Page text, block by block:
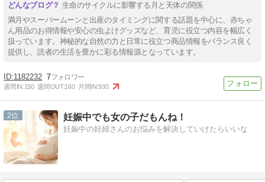
生命のサイクルに影響する月と天体の関係
満月やスーパームーンと出産のタイミングに関する話題を中心に、赤ちゃ
ん用品のお得情報や安心の虫よけグッズなど、育児に役立つ内容を幅広く
扱っています。神秘的な自然の力と日常に役立つ商品情報をバランス良く
提供し、読者の生活を豊かに彩る情報源となっています。
1182232 7
週間IN:150 週間OUT:160 月間IN:930
2 妊娠中でも女の子だもんね！
妊娠中の妊婦さんのお悩みを解決していけたらいいな